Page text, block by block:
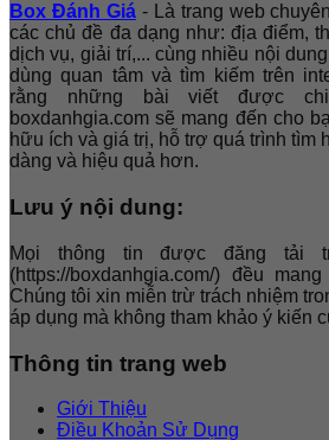
Box Đánh Giá- Là trang web
các chủ đề đa dạng như: địa điểm,
dịch vụ, giải trí,... cùng nhiều nội
dùng quan tâm và tìm kiếm trên
rằng những bài viết được
boxdanhgia.com sẽ mang đến cho
hữu ích và giá trị, hỗ trợ quá trình tìm
dàng và hiệu quả hơn.
Lưu ý nội dung:
Mọi thông tin được đăng tải
(https://boxdanhgia.com/) đều
Chúng tôi xin miễn trừ trách nhiệm
áp dụng mà không tham khảo ý kiến
Thông tin trang web
Giới Thiệu
Điều Khoản Sử Dụng